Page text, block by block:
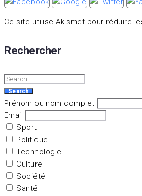
Ce site utilise Akismet pour réduire
Rechercher
Search
Prénom ou nom complet
Email
Sport
Politique
Technologie
Culture
Société
Santé